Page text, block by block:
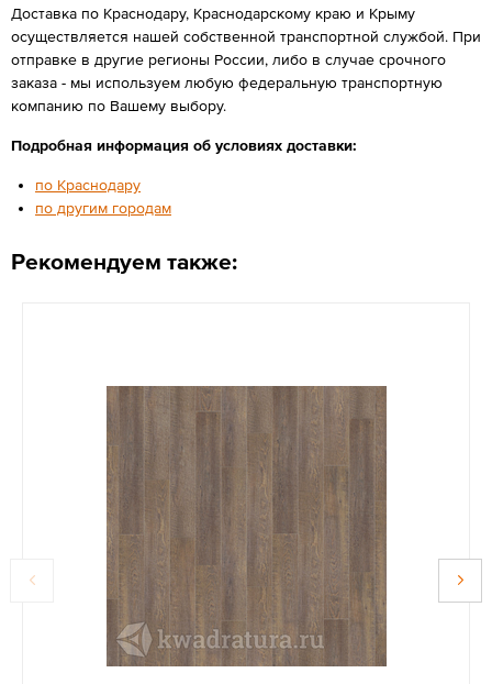
Доставка по Краснодару, Краснодарскому краю и Крыму
осуществляется нашей собственной транспортной службой. При
отправке в другие регионы России, либо в случае срочного
заказа - мы используем любую федеральную транспортную
компанию по Вашему выбору.
Подробная информация об условиях доставки:
по Краснодару
по другим городам
Рекомендуем также: